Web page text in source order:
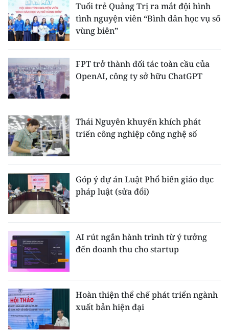
Tuổi trẻ Quảng Trị ra mắt đội hình
tình nguyện viên “Bình dân học vụ số
vùng biên”
FPT trở thành đối tác toàn cầu của
OpenAI, công ty sở hữu ChatGPT
Thái Nguyên khuyến khích phát
triển công nghiệp công nghệ số
Góp ý dự án Luật Phổ biến giáo dục
pháp luật (sửa đổi)
AI rút ngắn hành trình từ ý tưởng
đến doanh thu cho startup
Hoàn thiện thể chế phát triển ngành
xuất bản hiện đại